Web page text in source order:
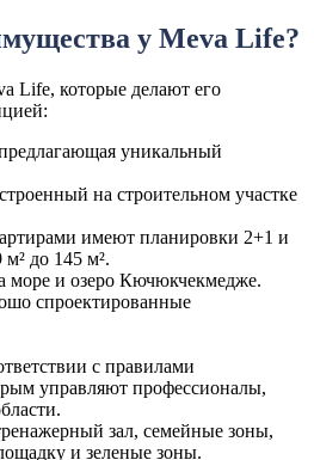
у Meva Life?
Life, которые делают его
уникальный
на строительном участке
имеют планировки 2+1 и
до 145 м².
и озеро Кючюкчекмедже.
спроектированные
с правилами
управляют профессионалы,
зал, семейные зоны,
и зеленые зоны.